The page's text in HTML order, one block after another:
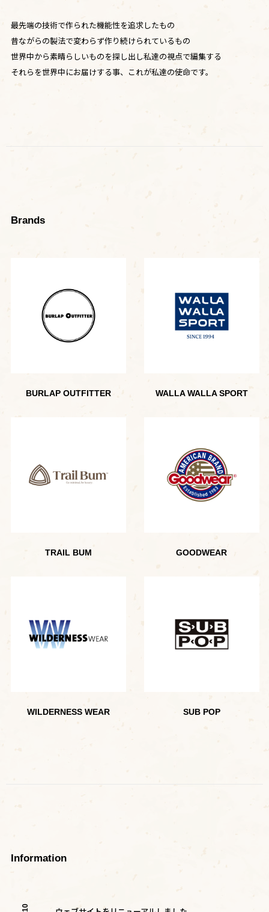
最先端の技術で作られた機能性を追求したもの
昔ながらの製法で変わらず作り続けられているもの
世界中から素晴らしいものを探し出し私達の視点で編集する
それらを世界中にお届けする事、これが私達の使命です。
Brands
BURLAP OUTFITTER WALLA WALLA SPORT
TRAIL BUM GOODWEAR
WILDERNESS WEAR SUB POP
Information